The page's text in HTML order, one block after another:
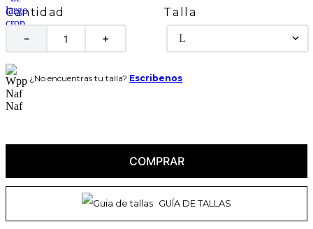
Cantidad
＋
－
Talla
L
¿No encuentras tu talla? Escribenos
COMPRAR
GUÍA DE TALLAS